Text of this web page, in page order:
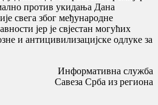
против укидања Дана
свега због међународне
јер је свјестан могућих
и антицивилизацијске одлуке за
Информативна служба
Савеза Срба из региона